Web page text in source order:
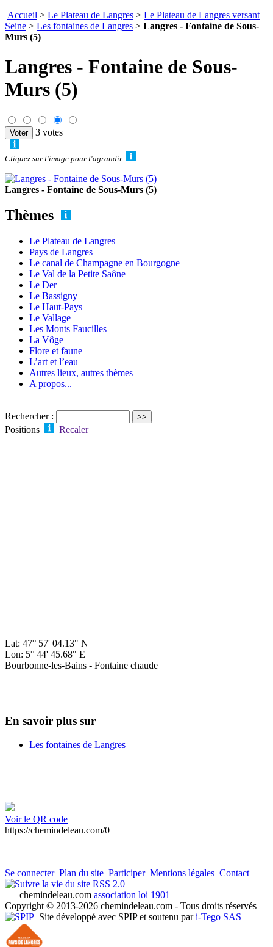
Accueil > Le Plateau de Langres > Le Plateau de Langres versant
Seine > Les fontaines de Langres > Langres - Fontaine de Sous-
Murs (5)
Langres - Fontaine de Sous-
Murs (5)
3 votes
Cliquez sur l'image pour l'agrandir
Langres - Fontaine de Sous-Murs (5)
Thèmes
Le Plateau de Langres
Pays de Langres
Le canal de Champagne en Bourgogne
Le Val de la Petite Saône
Le Der
Le Bassigny
Le Haut-Pays
Le Vallage
Les Monts Faucilles
La Vôge
Flore et faune
L’art et l’eau
Autres lieux, autres thèmes
A propos...
Rechercher :
Positions
Recaler
Lat: 47° 57' 04.13" N
Lon: 5° 44' 45.68" E
Bourbonne-les-Bains - Fontaine chaude
En savoir plus sur
Les fontaines de Langres
Voir le QR code
https://chemindeleau.com/0
Se connecter Plan du site Participer Mentions légales Contact
RSS 2.0
chemindeleau.com association loi 1901
Copyright © 2013-2026 chemindeleau.com - Tous droits réservés
Site développé avec SPIP et soutenu pari-Tego SAS